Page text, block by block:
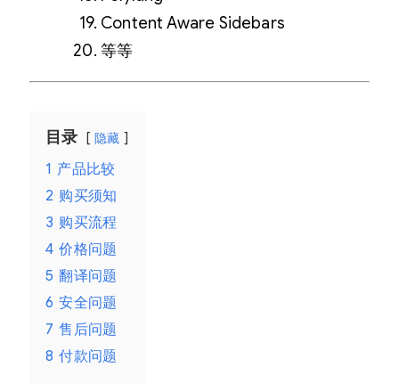
Content Aware Sidebars
等等
目录 隐藏
1 产品比较
2 购买须知
3 购买流程
4 价格问题
5 翻译问题
6 安全问题
7 售后问题
8 付款问题